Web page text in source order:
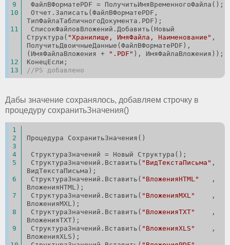
ФайлВФорматеPDF = ПолучитьИмяВременногоФайла();
ТипФайлаТабличногоДокумента.PDF);
Структура( "Хранилище, ИмяФайла, Наименование" ,
ПолучитьДвоичныеДанные(ФайлВФорматеPDF),
(ИмяФайлаВложения +
".PDF" ), ИмяФайлаВложения));
КонецЕсли;
//PS добавлено
Дабы значение сохранялось, добавляем строчку в
процедуру сохранитьЗначения()
Процедура СохранитьЗначения()
СтруктураЗначений = Новый Структура();
СтруктураЗначений.Вставить( "ВидТекстаПисьма" ,
ВидТекстаПисьма);
СтруктураЗначений.Вставить( "ВложенияHTML"
   ,
ВложенияHTML);
СтруктураЗначений.Вставить( "ВложенияMXL"
    ,
ВложенияMXL);
СтруктураЗначений.Вставить( "ВложенияTXT"
    ,
ВложенияTXT);
СтруктураЗначений.Вставить( "ВложенияXLS"
    ,
ВложенияXLS);